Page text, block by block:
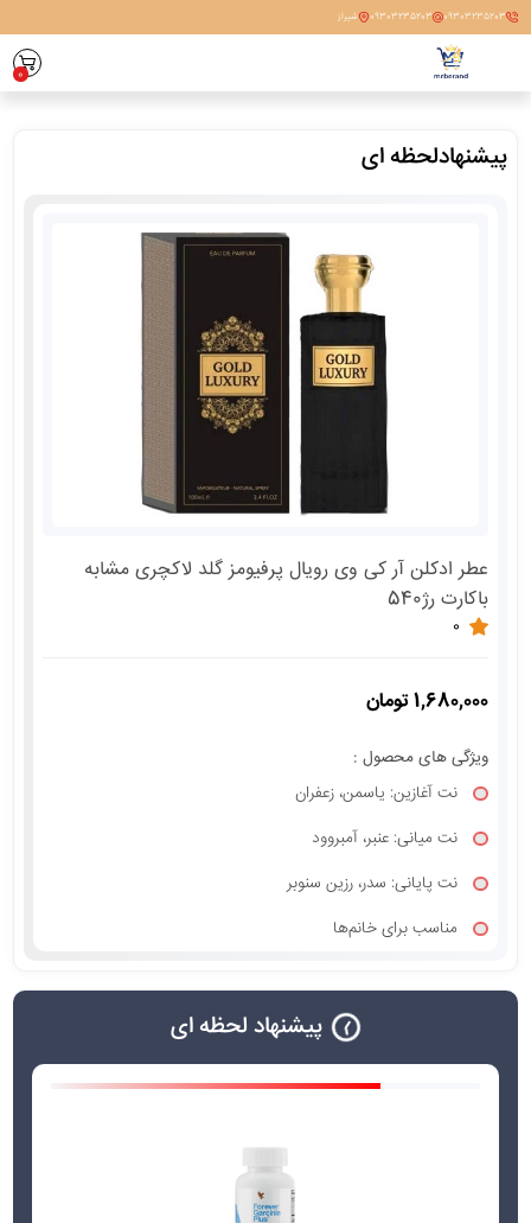
09303235203
09303235203 شیراز
0
پیشنهادلحظه ای
عطر ادکلن آر کی وی رویال پرفیومز گلد لاکچری مشابه
باکارت رژ540
0
1,680,000 تومان
ویژگی های محصول :
نت آغازین: یاسمن، زعفران
نت میانی: عنبر، آمبروود
نت پایانی: سدر، رزین سنوبر
مناسب برای خانم‌ها
پیشنهاد لحظه ای